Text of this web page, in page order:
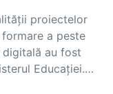
proiectelor
a peste
au fost
Educației.…